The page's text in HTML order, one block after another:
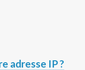
adresse IP ?